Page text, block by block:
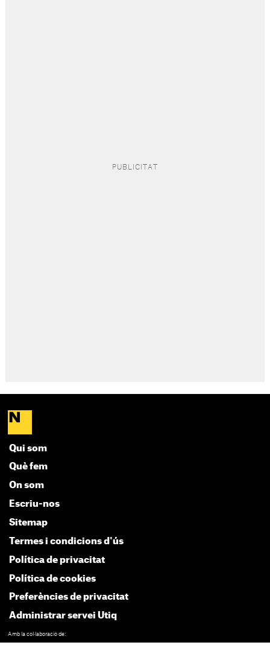
Qui som
Què fem
On som
Escriu-nos
Sitemap
Termes i condicions d'ús
Política de privacitat
Política de cookies
Preferències de privacitat
Administrar servei Utiq
Amb la col·laboració de: